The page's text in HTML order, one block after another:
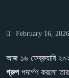
February 16, 2026
আজ ১৬ ফেব্রুয়ারি
গ্রুপপদার্পণ করলো